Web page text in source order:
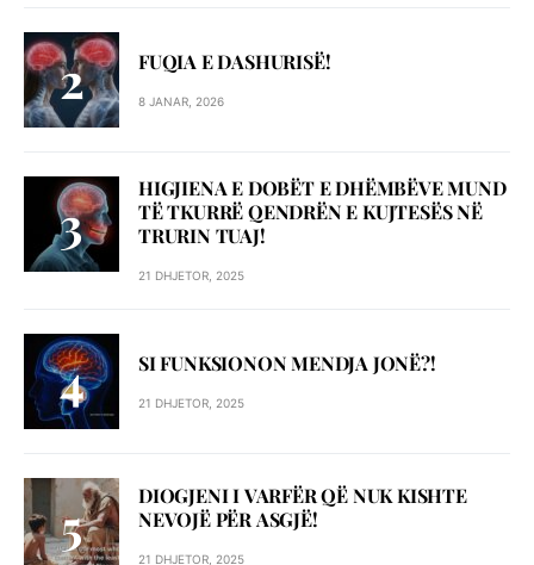
FUQIA E DASHURISË!
8 JANAR, 2026
HIGJIENA E DOBËT E DHËMBËVE MUND
TË TKURRË QENDRËN E KUJTESËS NË
TRURIN TUAJ!
21 DHJETOR, 2025
SI FUNKSIONON MENDJA JONË?!
21 DHJETOR, 2025
DIOGJENI I VARFËR QË NUK KISHTE
NEVOJË PËR ASGJË!
21 DHJETOR, 2025